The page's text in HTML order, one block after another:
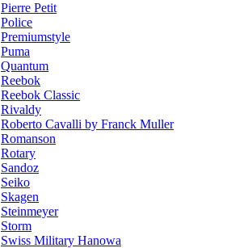
Pierre Petit
Police
Premiumstyle
Puma
Quantum
Reebok
Reebok Classic
Rivaldy
Roberto Cavalli by Franck Muller
Romanson
Rotary
Sandoz
Seiko
Skagen
Steinmeyer
Storm
Swiss Military Hanowa